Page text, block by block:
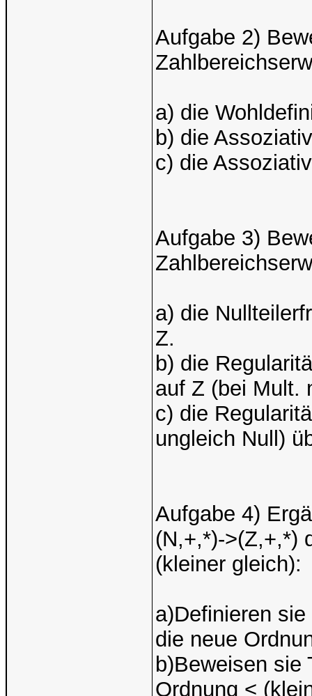
Aufgabe 2)
a) die
b) die
c) die
Aufgabe 3)
a) die
Z.
b) die
auf Z (bei Mult.
c) die
ungleich Null)
Aufgabe 4)
(N,+,*)->(Z,+,*)
(kleiner gleich):
a)Definieren
die neue
b)Beweisen sie
Ordnung <